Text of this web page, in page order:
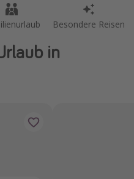
Besondere Reisen
in